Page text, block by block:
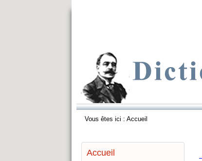
Vous êtes ici : Accueil
Accueil